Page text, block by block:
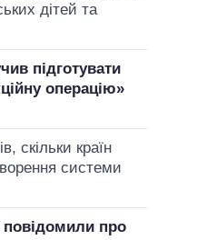
дітей та
підготувати
операцію»
скільки країн
системи
про